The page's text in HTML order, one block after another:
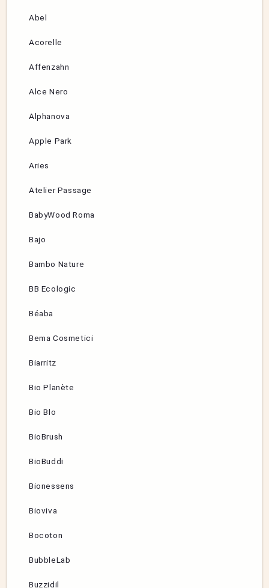
Abel
Acorelle
Affenzahn
Alce Nero
Alphanova
Apple Park
Aries
Atelier Passage
BabyWood Roma
Bajo
Bambo Nature
BB Ecologic
Béaba
Bema Cosmetici
Biarritz
Bio Planète
Bio Blo
BioBrush
BioBuddi
Bionessens
Bioviva
Bocoton
BubbleLab
Buzzidil